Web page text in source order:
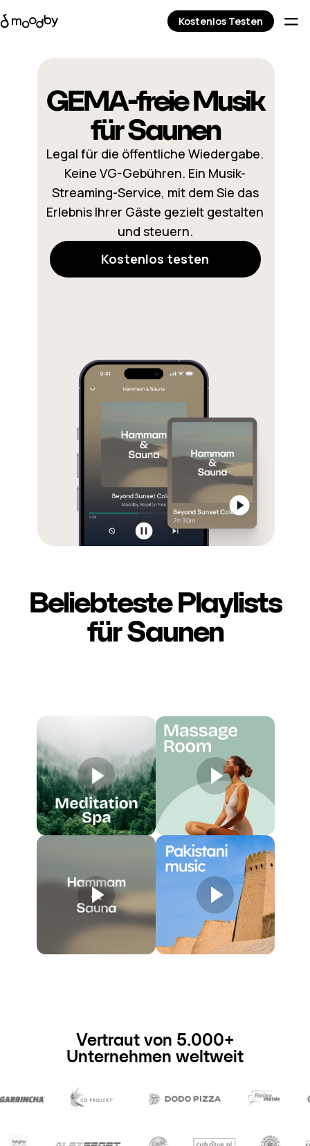
GEMA-freie Musik
für Saunen
Legal für die öffentliche Wiedergabe.
Keine VG-Gebühren. Ein Musik-
Streaming-Service, mit dem Sie das
Erlebnis Ihrer Gäste gezielt gestalten
und steuern.
Kostenlos testen
Beliebteste Playlists
für Saunen
Vertraut von 5.000+
Unternehmen weltweit
Kostenlos Testen